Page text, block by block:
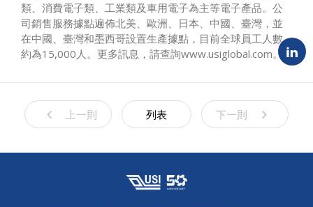
類、消費電子類、工業類及車用電子為主等電子產品。公
司銷售服務據點遍佈北美、歐洲、日本、中國、臺灣，並
在中國、臺灣和墨西哥設置生產據點，目前全球員工人數
約為15,000人。更多訊息，請查詢www.usiglobal.com。
上一則 列表 下一則